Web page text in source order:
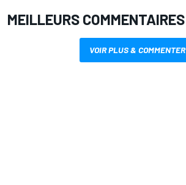
MEILLEURS COMMENTAIRES
VOIR PLUS & COMMENTER